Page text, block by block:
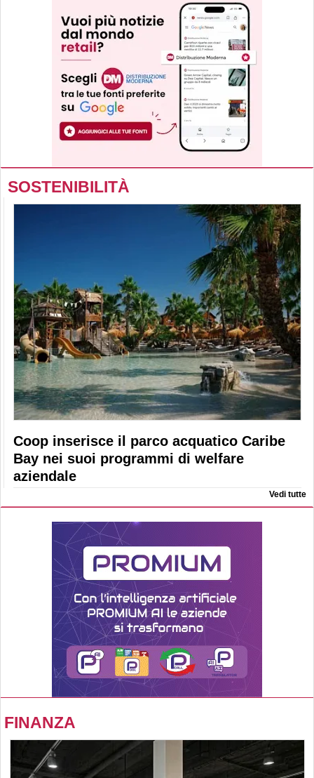
SOSTENIBILITÀ
Coop inserisce il parco acquatico Caribe
Bay nei suoi programmi di welfare
aziendale
Vedi tutte
FINANZA